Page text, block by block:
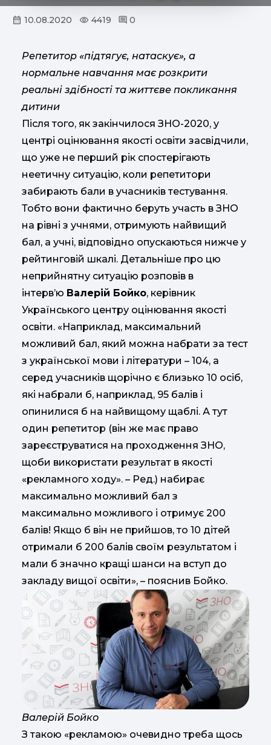
10.08.2020 4419 0
Репетитор «підтягує, натаскує», а
нормальне навчання має розкрити
реальні здібності та життєве покликання
дитини
Після того, як закінчилося ЗНО-2020, у
центрі оцінювання якості освіти засвідчили,
що уже не перший рік спостерігають
неетичну ситуацію, коли репетитори
забирають бали в учасників тестування.
Тобто вони фактично беруть участь в ЗНО
на рівні з учнями, отримують найвищий
бал, а учні, відповідно опускаються нижче у
рейтинговій шкалі. Детальніше про цю
неприйнятну ситуацію розповів в
інтерв’ю Валерій Бойко, керівник
Українського центру оцінювання якості
освіти. «Наприклад, максимальний
можливий бал, який можна набрати за тест
з української мови і літератури – 104, а
серед учасників щорічно є близько 10 осіб,
які набрали б, наприклад, 95 балів і
опинилися б на найвищому щаблі. А тут
один репетитор (він же має право
зареєструватися на проходження ЗНО,
щоби використати результат в якості
«рекламного ходу». – Ред.) набирає
максимально можливий бал з
максимально можливого і отримує 200
балів! Якщо б він не прийшов, то 10 дітей
отримали б 200 балів своїм результатом і
мали б значно кращі шанси на вступ до
закладу вищої освіти», – пояснив Бойко.
Валерій Бойко
З такою «рекламою» очевидно треба щось